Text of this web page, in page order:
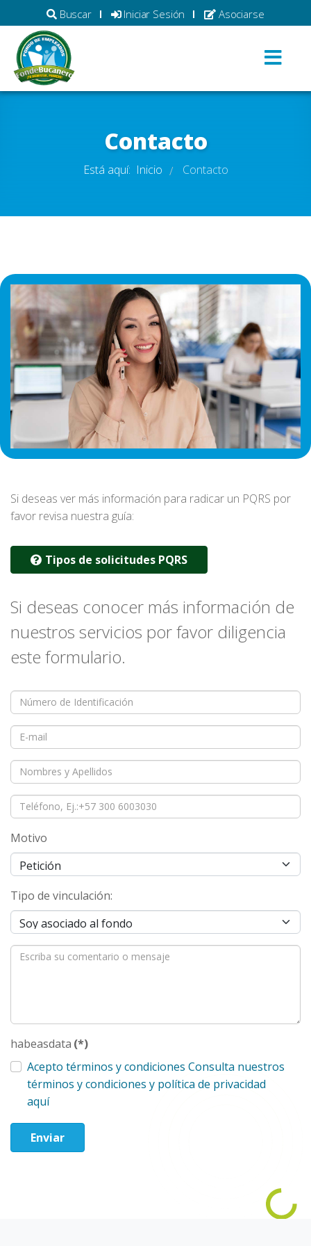
Buscar Iniciar Sesión Asociarse
Contacto
Está aquí: Inicio / Contacto
Si deseas ver más información para radicar un PQRS por
favor revisa nuestra guía:
Tipos de solicitudes PQRS
Si deseas conocer más información de
nuestros servicios por favor diligencia
este formulario.
Motivo
Tipo de vinculación:
habeasdata (*)
Acepto términos y condiciones Consulta nuestros
términos y condiciones y política de privacidad
aquí
Enviar